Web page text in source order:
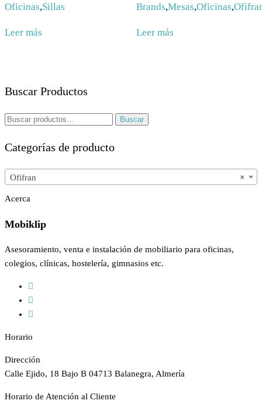
Oficinas,Sillas
Leer más
Brands,Mesas,Oficinas,
Leer más
Buscar Productos
Buscar
Buscar
Categorías de producto
×
Ofifran
Acerca
Mobiklip
Asesoramiento, venta e instalación de mobiliario para oficinas,
colegios, clínicas, hostelería, gimnasios etc.
Horario
Dirección
Calle Ejido, 18 Bajo B 04713 Balanegra, Almería
Horario de Atención al Cliente